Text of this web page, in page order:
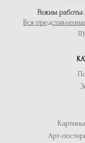
Режим работы:
Вся
Арт-